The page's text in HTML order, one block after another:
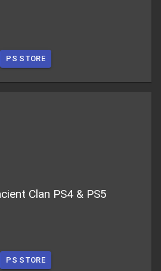
PS STORE
Clan PS4 & PS5
PS STORE